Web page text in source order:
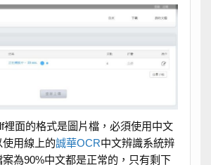
裡面的格式是圖片檔，必須使用中文
用線上的誠華OCR中文辨識系統辨
為90%中文都是正常的，只有剩下